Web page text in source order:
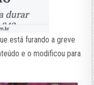
está furando a greve
e o modificou para